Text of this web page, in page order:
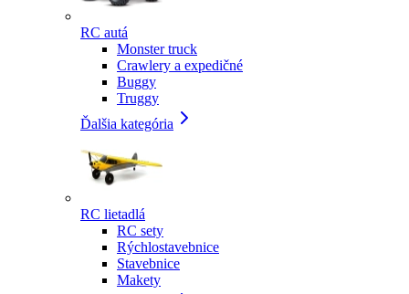
RC autá
Monster truck
Crawlery a expedičné
Buggy
Truggy
Ďalšia kategória
RC lietadlá
RC sety
Rýchlostavebnice
Stavebnice
Makety